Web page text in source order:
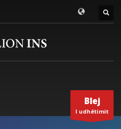
Blej
I udhëtimit